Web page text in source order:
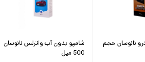
نانوسان حجم
شامپو بدون آب واترلس نانوسان
500 میل